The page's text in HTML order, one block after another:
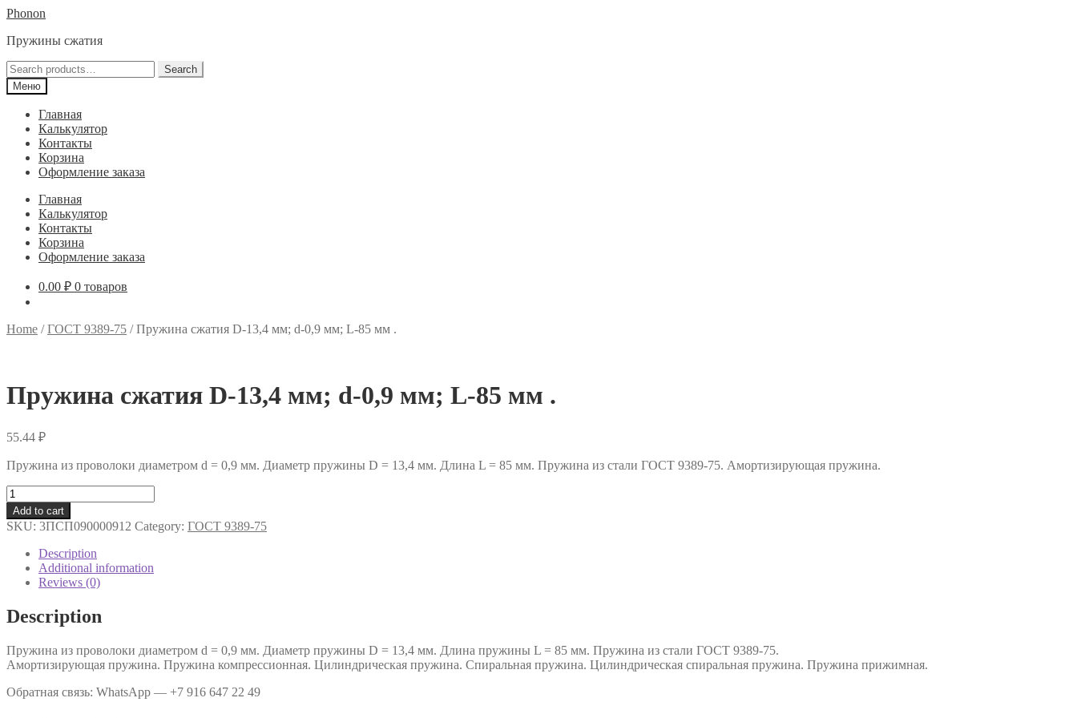
Перейти
навигации
Перейти
содержимому
Phonon
Пружины сжатия
Search
for:
Search
Меню
Главная
Калькулятор
Контакты
Корзина
Оформление заказа
Главная
Калькулятор
Контакты
Корзина
Оформление заказа
0.00 ₽ 0 товаров
Home /ГОСТ 9389-75 /Пружина сжатия D-13,4 мм; d-0,9 мм; L-85 мм .
Пружина сжатия D-13,4 мм; d-0,9 мм; L-85 мм .
55.44 ₽
Пружина из проволоки диаметром d = 0,9 мм. Диаметр пружины D = 13,4 мм. Длина L = 85 мм. Пружина из стали ГОСТ 9389-75. Амортизирующая пружина.
Пружина
сжатия
D-
13,4
L-
85
.
quantity
Add to cart
SKU: 3ПСП090000912 Category: ГОСТ 9389-75
Description
Additional information
Reviews (0)
Description
Пружина из проволоки диаметром d = 0,9 мм. Диаметр пружины D = 13,4 мм. Длина пружины L = 85 мм. Пружина из стали ГОСТ 9389-75.
Амортизирующая пружина. Пружина компрессионная. Цилиндрическая пружина. Спиральная пружина. Цилиндрическая спиральная пружина. Пружина прижимная.
Обратная связь: WhatsApp — +7 916 647 22 49